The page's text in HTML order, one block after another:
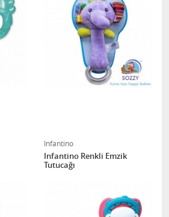
Infantino
Infantino Renkli Emzik
Tutucağı